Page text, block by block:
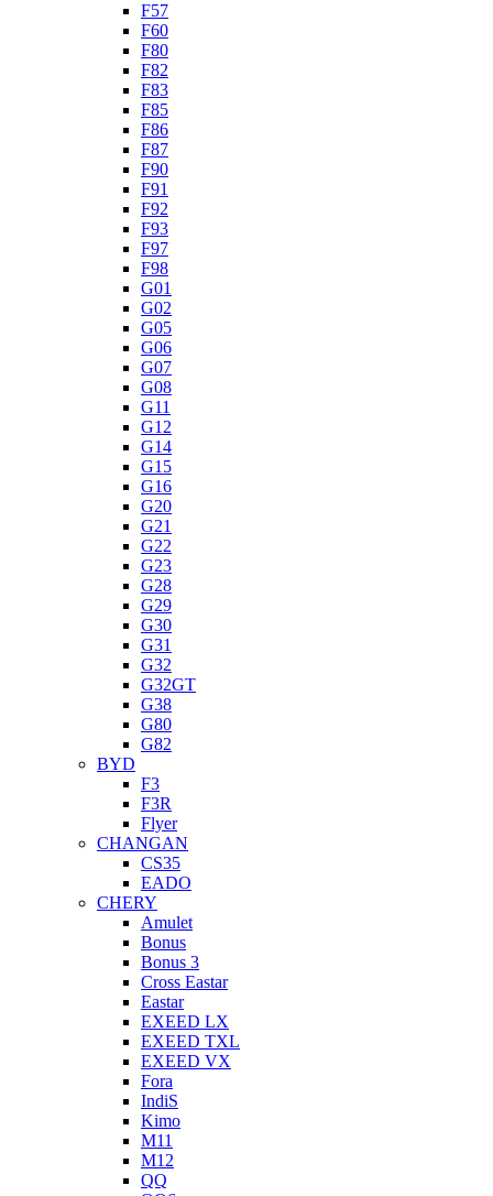
F57
F60
F80
F82
F83
F85
F86
F87
F90
F91
F92
F93
F97
F98
G01
G02
G05
G06
G07
G08
G11
G12
G14
G15
G16
G20
G21
G22
G23
G28
G29
G30
G31
G32
G32GT
G38
G80
G82
BYD
F3
F3R
Flyer
CHANGAN
CS35
EADO
CHERY
Amulet
Bonus
Bonus 3
Cross Eastar
Eastar
EXEED LX
EXEED TXL
EXEED VX
Fora
IndiS
Kimo
M11
M12
QQ